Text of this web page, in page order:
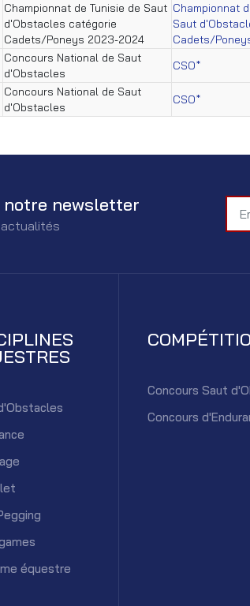
Championnat de Tunisie de Saut
d'Obstacles catégorie
Cadets/Poneys 2023-2024
Championnat
Saut
Cadets/
Concours National de Saut
d'Obstacles
CSO*
Concours National de Saut
d'Obstacles
CSO*
notre newsletter
actualités
équestre
Concours Saut
Concours